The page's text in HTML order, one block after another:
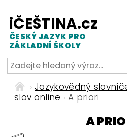
iČEŠTINA.cz
ČESKÝ JAZYK PRO
ZÁKLADNÍ ŠKOLY
Jazykovědný
slov online
A priori
A